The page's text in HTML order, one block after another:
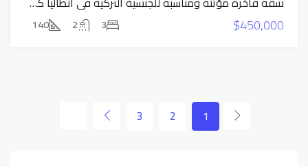
عرض
$450,000
3
2
140
1
2
3